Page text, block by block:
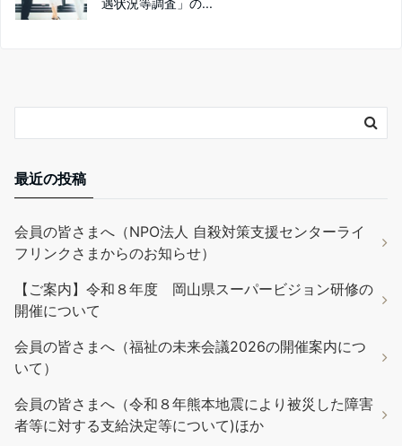
最近の投稿
会員の皆さまへ（NPO法人 自殺対策支援センターライ
フリンクさまからのお知らせ）
【ご案内】令和８年度 岡山県スーパービジョン研修の
開催について
会員の皆さまへ（福祉の未来会議2026の開催案内につ
いて）
会員の皆さまへ（令和８年熊本地震により被災した障害
者等に対する支給決定等について)ほか